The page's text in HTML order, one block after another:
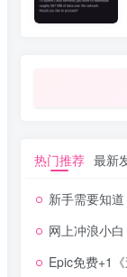
热门推荐 最新
新手需要知道，经常更
网上冲浪小白
Epic免费+1